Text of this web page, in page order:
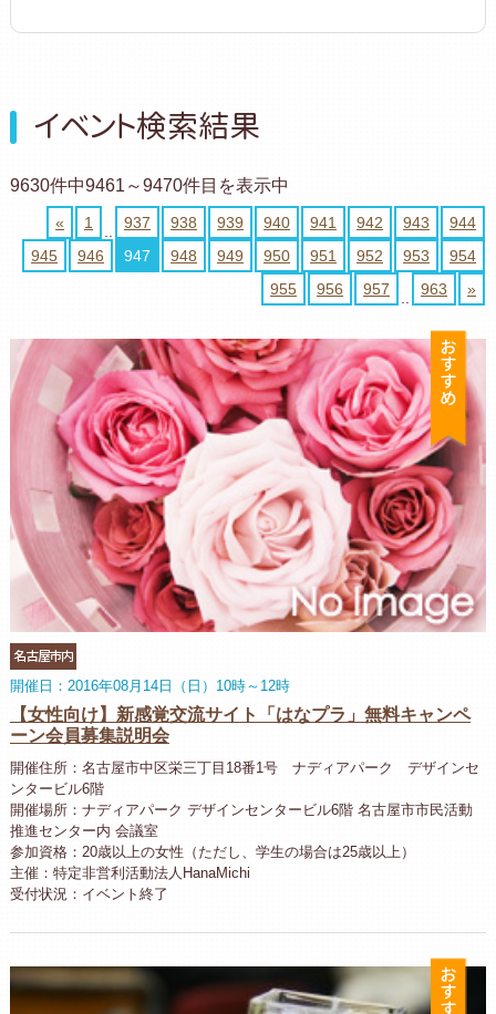
イベント検索結果
9630件中9461～9470件目を表示中
« 1 937 938 939 940 941 942 943
944
945
946 947 948 949 950 951 952 953
954
955
956 957 963 »
お
名古屋市内
開催日：2016年08月14日（日）10時～12時
【女性向け】新感覚交流サイト「はなプラ」無料キャンペ
ーン会員募集説明会
開催住所：名古屋市中区栄三丁目18番1号 ナディアパーク デザインセ
ンタービル6階
開催場所：ナディアパーク デザインセンタービル6階 名古屋市市民活動
推進センター内 会議室
参加資格：20歳以上の女性（ただし、学生の場合は25歳以上）
主催：特定非営利活動法人HanaMichi
受付状況：イベント終了
お